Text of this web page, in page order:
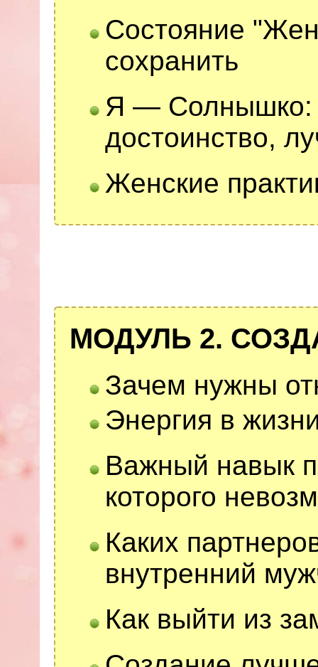
Состояние
сохранить
Я — Солнышко:
достоинство,
Женские
МОДУЛЬ 2.
Зачем нужны
Энергия в
Важный навык
которого
Каких
внутренний
Как выйти из